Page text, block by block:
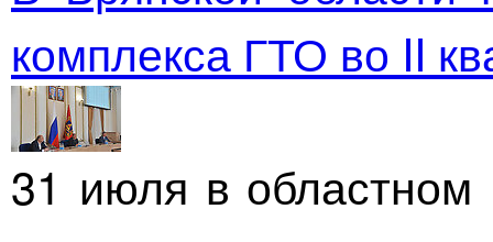
комплекса ГТО во II
31 июля в областном